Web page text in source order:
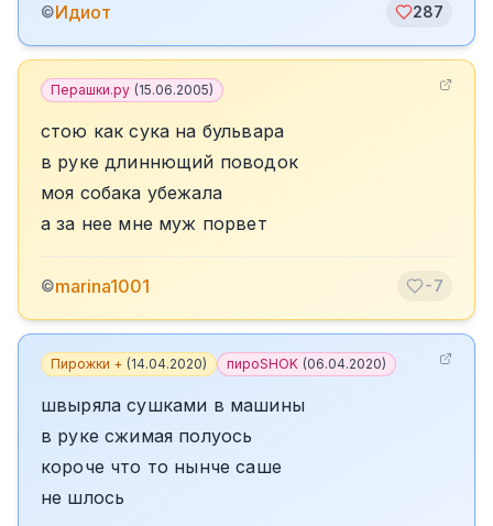
©Идиот 287
Перашки.ру (15.06.2005)
стою как сука на бульвара
в руке длиннющий поводок
моя собака убежала
а за нее мне муж порвет
©marina1001 -7
Пирожки + (14.04.2020) пироSHOK (06.04.2020)
швыряла сушками в машины
в руке сжимая полуось
короче что то нынче саше
не шлось